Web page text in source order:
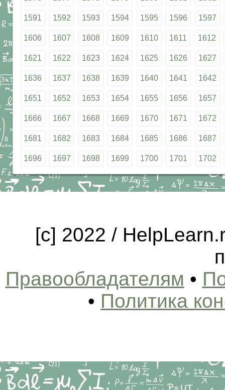
1591 1592 1593 1594 1595 1596 1597
1606 1607 1608 1609 1610 1611 1612
1621 1622 1623 1624 1625 1626 1627
1636 1637 1638 1639 1640 1641 1642
1651 1652 1653 1654 1655 1656 1657
1666 1667 1668 1669 1670 1671 1672
1681 1682 1683 1684 1685 1686 1687
1696 1697 1698 1699 1700 1701 1702
[c] 2022 /
Правообладателям •
• Политика